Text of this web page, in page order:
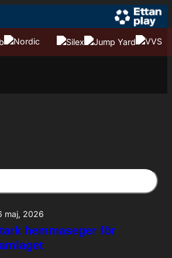
maj, 2026
hemmaseger för